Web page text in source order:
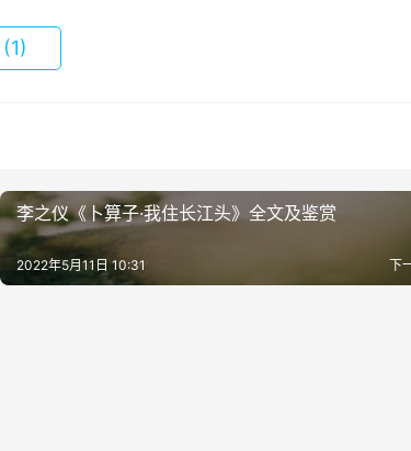
(1)
李之仪《卜算子·我住长江头》全文及鉴赏
下
2022年5月11日 10:31